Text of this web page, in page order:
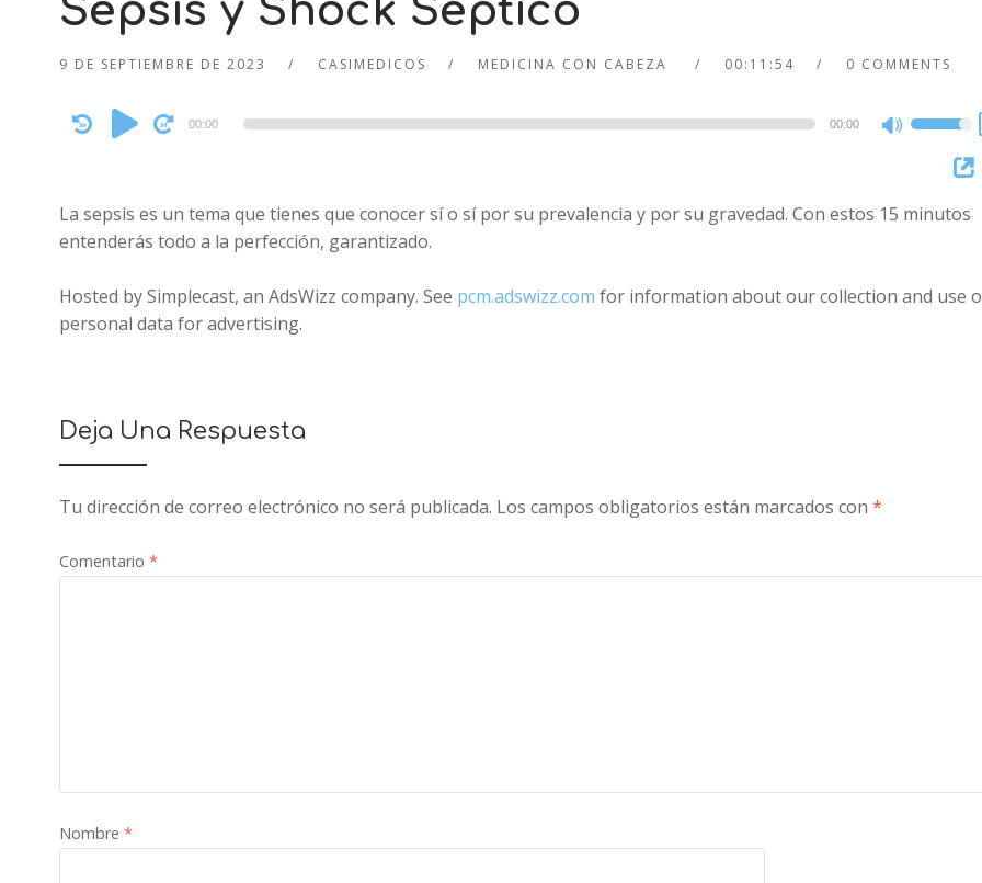
Sepsis y Shock Séptico
9 DE SEPTIEMBRE DE 2023 CASIMEDICOS MEDICINA CON CABEZA 00:11:54 0 COMMENTS
Audio
Player
00:00 00:00
Use
Up/Down
keys
or
La sepsis es un tema que tienes que conocer sí o sí por su prevalencia y por su gravedad. Con estos 15 minutos
entenderás todo a la perfección, garantizado.
Hosted by Simplecast, an AdsWizz company. See pcm.adswizz.com for information about our collection and use
personal data for advertising.
Deja Una Respuesta
Tu dirección de correo electrónico no será publicada. Los campos obligatorios están marcados con *
Comentario *
Nombre *